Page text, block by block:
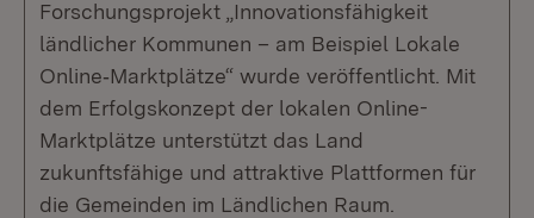
Forschungsprojekt „Innovationsfähigkeit
ländlicher Kommunen – am Beispiel Lokale
Online‐Marktplätze“ wurde veröffentlicht. Mit
dem Erfolgskonzept der lokalen Online-
Marktplätze unterstützt das Land
zukunftsfähige und attraktive Plattformen für
die Gemeinden im Ländlichen Raum.